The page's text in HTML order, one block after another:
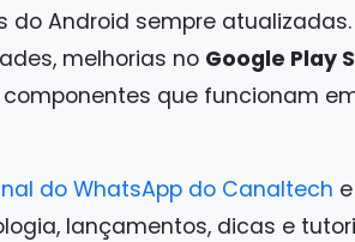
do Android sempre
melhorias no Google Play
que funcionam
do WhatsApp do Canaltech
lançamentos, dicas e